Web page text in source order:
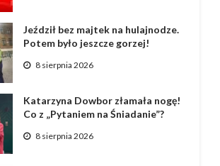
Jeździł bez majtek na hulajnodze.
Potem było jeszcze gorzej!
8 sierpnia 2026
Katarzyna Dowbor złamała nogę!
Co z „Pytaniem na Śniadanie”?
8 sierpnia 2026